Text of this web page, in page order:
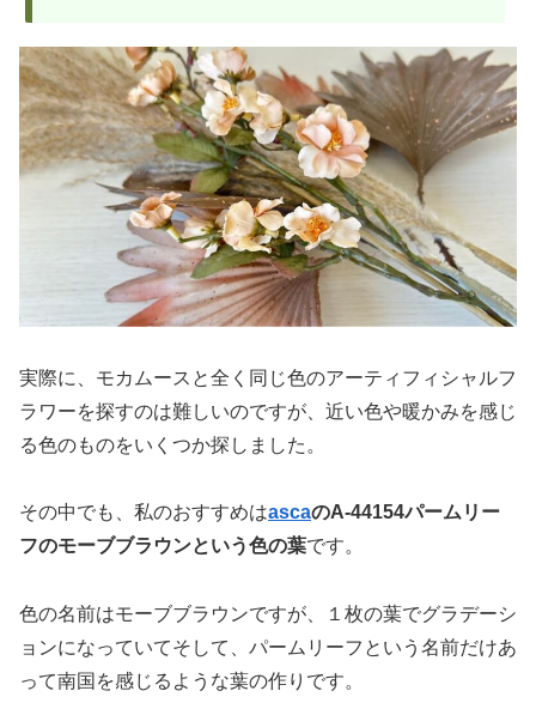
実際に、モカムースと全く同じ色のアーティフィシャルフ
ラワーを探すのは難しいのですが、近い色や暖かみを感じ
る色のものをいくつか探しました。
その中でも、私のおすすめはascaのA-44154パームリー
フのモーブブラウンという色の葉です。
色の名前はモーブブラウンですが、１枚の葉でグラデーシ
ョンになっていてそして、パームリーフという名前だけあ
って南国を感じるような葉の作りです。